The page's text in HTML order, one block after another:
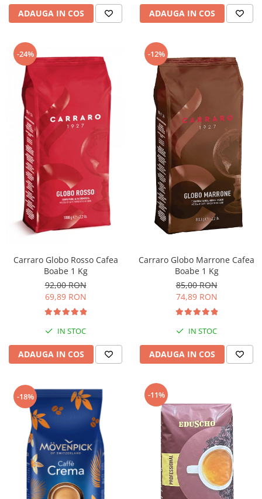
ADAUGA IN COS ADAUGA IN COS
-24%
Carraro Globo Rosso Cafea
Boabe 1 Kg
92,00 RON
69,89 RON
IN STOC
ADAUGA IN COS
-12%
Carraro Globo Marrone Cafea
Boabe 1 Kg
85,00 RON
74,89 RON
IN STOC
ADAUGA IN COS
-18% -11%